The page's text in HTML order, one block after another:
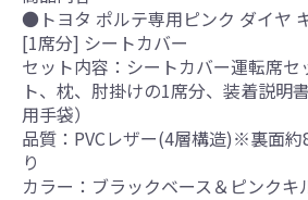
●トヨタ ポルテ専用ピンク ダイヤ
[1席分] シートカバー
セット内容：シートカバー運転席セ
ト、枕、肘掛けの1席分、装着説明
用手袋）
品質：PVCレザー(4層構造)※裏面
り
カラー：ブラックベース＆ピンクキ